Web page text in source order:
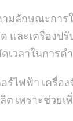
ลักษณะการใ
และเครื่อง
เวลาในการด
ไฟฟ้า เครื่อ
เพราะช่วย